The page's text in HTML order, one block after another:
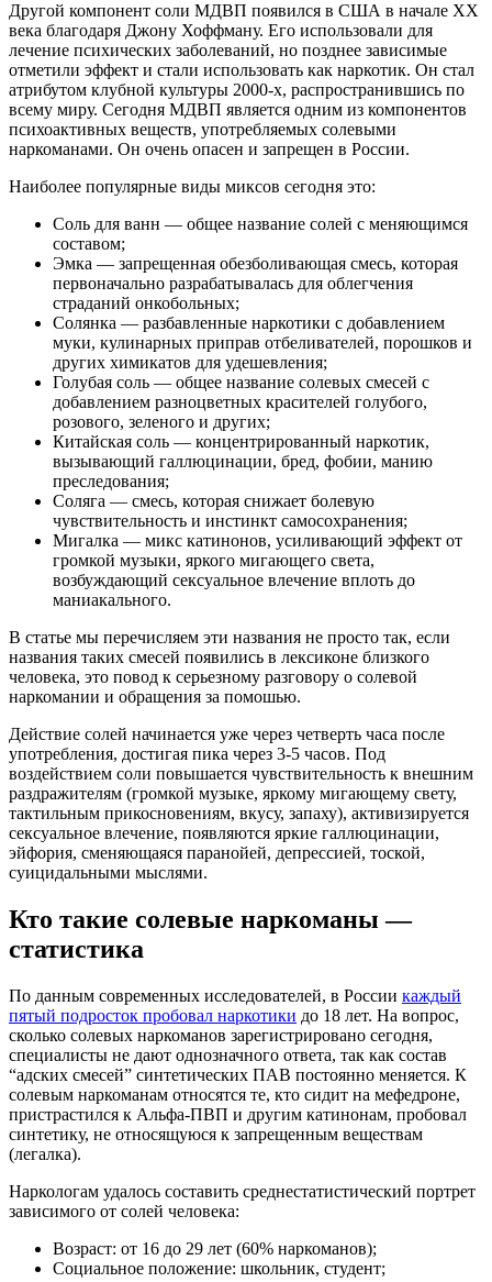
Другой компонент соли МДВП появился в США в начале ХХ
века благодаря Джону Хоффману. Его использовали для
лечение психических заболеваний, но позднее зависимые
отметили эффект и стали использовать как наркотик. Он стал
атрибутом клубной культуры 2000-х, распространившись по
всему миру. Сегодня МДВП является одним из компонентов
психоактивных веществ, употребляемых солевыми
наркоманами. Он очень опасен и запрещен в России.
Наиболее популярные виды миксов сегодня это:
Соль для ванн — общее название солей с меняющимся
составом;
Эмка — запрещенная обезболивающая смесь, которая
первоначально разрабатывалась для облегчения
страданий онкобольных;
Солянка — разбавленные наркотики с добавлением
муки, кулинарных приправ отбеливателей, порошков и
других химикатов для удешевления;
Голубая соль — общее название солевых смесей с
добавлением разноцветных красителей голубого,
розового, зеленого и других;
Китайская соль — концентрированный наркотик,
вызывающий галлюцинации, бред, фобии, манию
преследования;
Соляга — смесь, которая снижает болевую
чувствительность и инстинкт самосохранения;
Мигалка — микс катинонов, усиливающий эффект от
громкой музыки, яркого мигающего света,
возбуждающий сексуальное влечение вплоть до
маниакального.
В статье мы перечисляем эти названия не просто так, если
названия таких смесей появились в лексиконе близкого
человека, это повод к серьезному разговору о солевой
наркомании и обращения за помошью.
Действие солей начинается уже через четверть часа после
употребления, достигая пика через 3-5 часов. Под
воздействием соли повышается чувствительность к внешним
раздражителям (громкой музыке, яркому мигающему свету,
тактильным прикосновениям, вкусу, запаху), активизируется
сексуальное влечение, появляются яркие галлюцинации,
эйфория, сменяющаяся паранойей, депрессией, тоской,
суицидальными мыслями.
Кто такие солевые наркоманы —
статистика
По данным современных исследователей, в России каждый
пятый подросток пробовал наркотики до 18 лет. На вопрос,
сколько солевых наркоманов зарегистрировано сегодня,
специалисты не дают однозначного ответа, так как состав
“адских смесей” синтетических ПАВ постоянно меняется. К
солевым наркоманам относятся те, кто сидит на мефедроне,
пристрастился к Альфа-ПВП и другим катинонам, пробовал
синтетику, не относящуюся к запрещенным веществам
(легалка).
Наркологам удалось составить среднестатистический портрет
зависимого от солей человека:
Возраст: от 16 до 29 лет (60% наркоманов);
Социальное положение: школьник, студент;